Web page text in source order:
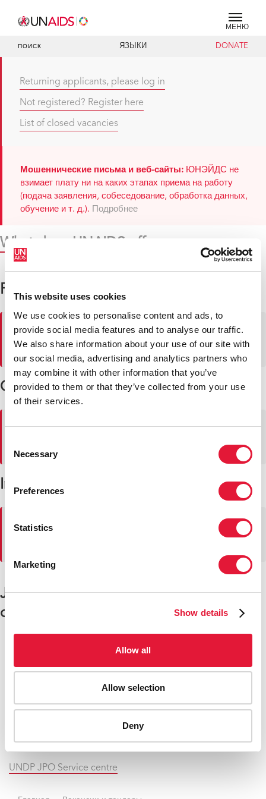
This website uses cookies
We use cookies to personalise content and ads, to
provide social media features and to analyse our traffic.
We also share information about your use of our site with
our social media, advertising and analytics partners who
may combine it with other information that you’ve
provided to them or that they’ve collected from your use
of their services.
Selection
Necessary
Preferences
Statistics
Marketing
Show details
Allow all
Allow selection
Deny
МЕНЮ
ПОИСК ЯЗЫКИ DONATE
Returning applicants, please log in
Not registered? Register here
List of closed vacancies
Мошеннические письма и веб-сайты: ЮНЭЙДС не
взимает плату ни на каких этапах приема на работу
(подача заявления, собеседование, обработка данных,
обучение и т. д.). Подробнее
What does UNAIDS offer
Professional vacancies
Не удается загрузить вакансии. Пожалуйста,
попробуйте позже.
General service vacancies
Internships at UNAIDS' Secretariat
Не удается загрузить вакансии. Пожалуйста,
Junior Professional Officer (JPO)
openings
German JPO positions with UNAIDS
Swedish JPO position with UNAIDS
Swiss JPO positions with UNAIDS
UNDP JPO Service centre